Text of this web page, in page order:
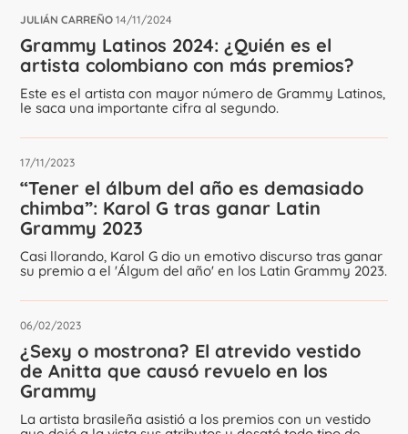
JULIÁN CARREÑO 14/11/2024
Grammy Latinos 2024: ¿Quién es el
artista colombiano con más premios?
Este es el artista con mayor número de Grammy Latinos,
le saca una importante cifra al segundo.
17/11/2023
“Tener el álbum del año es demasiado
chimba”: Karol G tras ganar Latin
Grammy 2023
Casi llorando, Karol G dio un emotivo discurso tras ganar
su premio a el 'Álgum del año' en los Latin Grammy 2023.
06/02/2023
¿Sexy o mostrona? El atrevido vestido
de Anitta que causó revuelo en los
Grammy
La artista brasileña asistió a los premios con un vestido